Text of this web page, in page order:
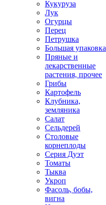
Кукуруза
Лук
Огурцы
Перец
Петрушка
Большая упаковка
Пряные и
лекарственные
растения, прочее
Грибы
Картофель
Клубника,
земляника
Салат
Сельдерей
Столовые
корнеплоды
Серия Дуэт
Томаты
Тыква
Укроп
Фасоль, бобы,
вигна